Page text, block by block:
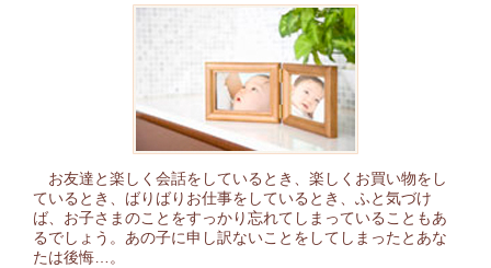
お友達と楽しく会話をしているとき、楽しくお買い物をし
ているとき、ばりばりお仕事をしているとき、ふと気づけ
ば、お子さまのことをすっかり忘れてしまっていることもあ
るでしょう。あの子に申し訳ないことをしてしまったとあな
たは後悔…。